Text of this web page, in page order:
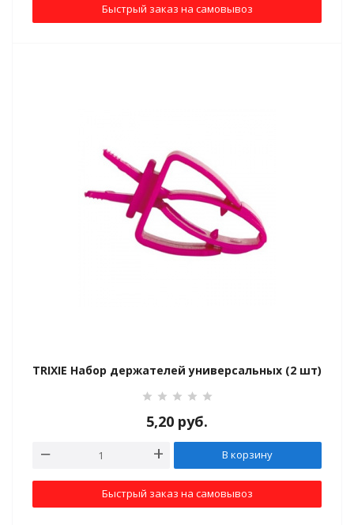
Быстрый заказ на самовывоз
TRIXIE Набор держателей универсальных (2 шт)
5,20 руб.
В корзину
Быстрый заказ на самовывоз